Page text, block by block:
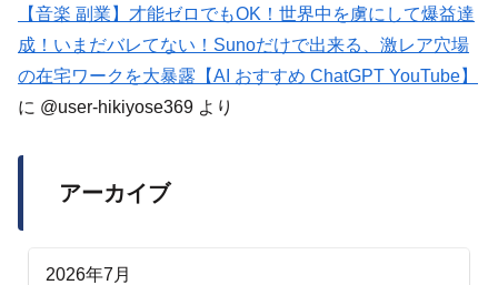
【音楽 副業】才能ゼロでもOK！世界中を虜にして爆益達
成！いまだバレてない！Sunoだけで出来る、激レア穴場
の在宅ワークを大暴露【AI おすすめ ChatGPT YouTube】
に @user-hikiyose369 より
アーカイブ
2026年7月